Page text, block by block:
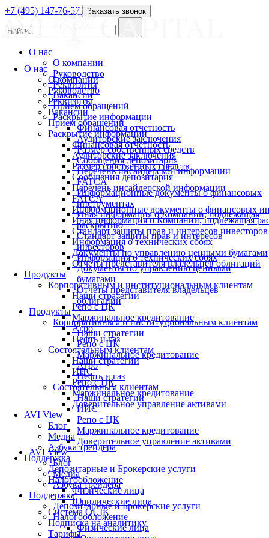
О нас
О компании
Руководство
Реквизиты
Вакансии
Прием обращений
Раскрытие информации
Финансовая отчетность
Аудиторские заключения
Размер собственных средств
Сообщения депозитария
Перечень инсайдерской информации
FATCA
Информационные документы о финансовых
Иная информация о Компании, подлежащая
Стандарт защиты прав и интересов инвесторов
Информация о технических сбоях
Документы по управлению ценными бумагами
Отчеты представителя владельцев облигаций
Продукты
Корпоративным и институциональным клиентам
Наши стратегии
Репо с ЦК
Маржинальное кредитование
Агро
Нефть и газ
Состоятельным клиентам
Наши стратегии
ИИС
Репо с ЦК
Маржинальное кредитование
Доверительное управление активами
AVI View
Блог
Медиа
Азбука трейдера
Поддержка
Депозитарные и Брокерские услуги
Налогообложение
Физические лица
Юридические лица
Система QUIK
Подписка на аналитику
Тарифы
+7 (495) 147-76-57 Заказать звонок
О нас
О компании
Руководство
Реквизиты
Вакансии
Прием обращений
Раскрытие информации
Финансовая отчетность
Аудиторские заключения
Размер собственных средств
Сообщения депозитария
Перечень инсайдерской информации
FATCA
Информационные документы о финансовых
инструментах
Иная информация о Компании, подлежащая
раскрытию
Стандарт защиты прав и интересов
инвесторов
Информация о технических сбоях
Документы по управлению ценными
бумагами
Отчеты представителя владельцев
облигаций
Продукты
Корпоративным и институциональным клиентам
Наши стратегии
Репо с ЦК
Маржинальное кредитование
Агро
Нефть и газ
Состоятельным клиентам
Наши стратегии
ИИС
Репо с ЦК
Маржинальное кредитование
Доверительное управление активами
AVI View
Блог
Медиа
Азбука трейдера
Поддержка
Депозитарные и Брокерские услуги
Налогообложение
Физические лица